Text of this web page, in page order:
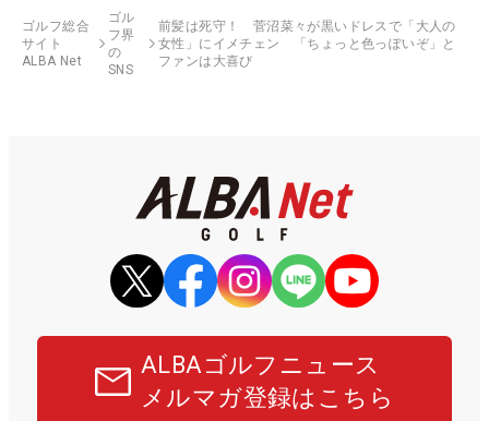
ゴルフ総合
サイト
ALBA Net
ゴル
フ界
の
SNS
前髪は死守！ 菅沼菜々が黒いドレスで「大人の
女性」にイメチェン 「ちょっと色っぽいぞ」と
ファンは大喜び
ALBAゴルフニュース
メルマガ登録はこちら